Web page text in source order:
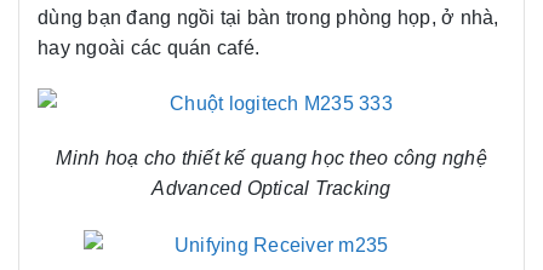
dùng bạn đang ngồi tại bàn trong phòng họp, ở nhà,
hay ngoài các quán café.
Minh hoạ cho thiết kế quang học theo công nghệ
Advanced Optical Tracking